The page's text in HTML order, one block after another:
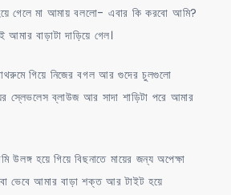
গেলে মা আমায় বললো- এবার কি করবো আমি?
বাড়াটা দাড়িয়ে গেল।
গিয়ে নিজের বগল আর গুদের চুলগুলো
স্লেভলেস ব্লাউজ আর সাদা শাড়িটা পরে আমার
উলঙ্গ হয়ে গিয়ে বিছনাতে মায়ের জন্য অপেক্ষা
ভেবে আমার বাড়া শক্ত আর টাইট হয়ে